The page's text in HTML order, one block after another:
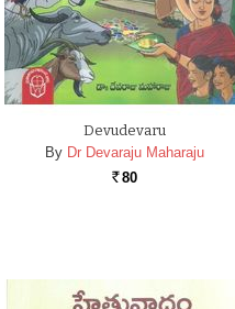
Devudevaru
By Dr Devaraju Maharaju
Rs. 80